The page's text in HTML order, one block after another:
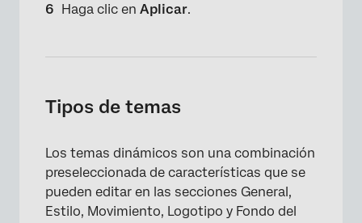
Haga clic en Aplicar.
Tipos de temas
Los temas dinámicos son una combinación
preseleccionada de características que se
pueden editar en las secciones General,
Estilo, Movimiento, Logotipo y Fondo del